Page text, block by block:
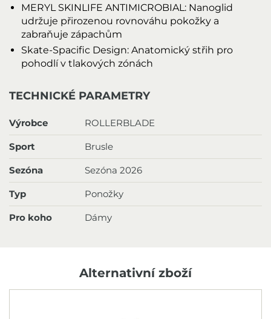
MERYL SKINLIFE ANTIMICROBIAL: Nanoglid
udržuje přirozenou rovnováhu pokožky a
zabraňuje zápachům
Skate-Spacific Design: Anatomický střih pro
pohodlí v tlakových zónách
TECHNICKÉ PARAMETRY
Výrobce ROLLERBLADE
Sport Brusle
Sezóna Sezóna 2026
Typ Ponožky
Pro koho Dámy
Alternativní zboží